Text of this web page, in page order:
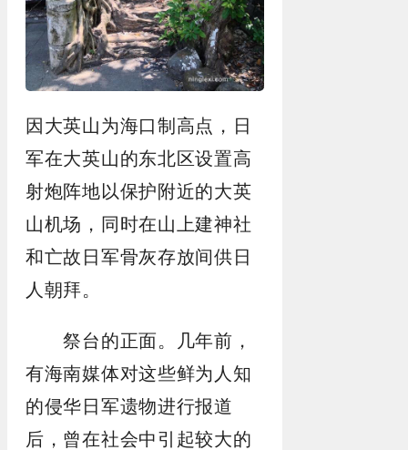
因大英山为海口制高点，日
军在大英山的东北区设置高
射炮阵地以保护附近的大英
山机场，同时在山上建神社
和亡故日军骨灰存放间供日
人朝拜。
祭台的正面。几年前，
有海南媒体对这些鲜为人知
的侵华日军遗物进行报道
后，曾在社会中引起较大的